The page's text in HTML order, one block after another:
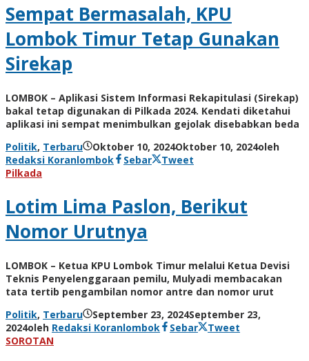
Sempat Bermasalah, KPU
Lombok Timur Tetap Gunakan
Sirekap
LOMBOK – Aplikasi Sistem Informasi Rekapitulasi (Sirekap)
bakal tetap digunakan di Pilkada 2024. Kendati diketahui
aplikasi ini sempat menimbulkan gejolak disebabkan beda
Politik, Terbaru Oktober 10, 2024Oktober 10, 2024oleh
Redaksi Koranlombok
Sebar
Tweet
Pilkada
Lotim Lima Paslon, Berikut
Nomor Urutnya
LOMBOK – Ketua KPU Lombok Timur melalui Ketua Devisi
Teknis Penyelenggaraan pemilu, Mulyadi membacakan
tata tertib pengambilan nomor antre dan nomor urut
Politik, Terbaru September 23, 2024September 23,
2024oleh Redaksi Koranlombok Sebar
Tweet
SOROTAN